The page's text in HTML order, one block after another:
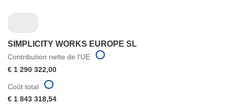
SIMPLICITY WORKS EUROPE SL
Contribution nette de l'UE
€ 1 290 322,00
Coût total
€ 1 843 318,54